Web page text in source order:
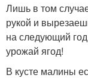
Лишь в том
рукой и
на следующий
урожай ягод!
В кусте малины